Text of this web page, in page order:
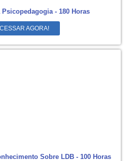
- 180 Horas
AGORA!
Sobre LDB - 100 Horas